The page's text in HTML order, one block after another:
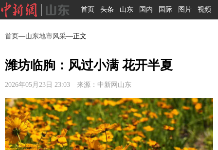
首页 头条 山东 国内 国际 图片 视频
首页—山东地市风采—正文
潍坊临朐：风过小满 花开半夏
2026年05月23日 23:03 来源：中新网山东